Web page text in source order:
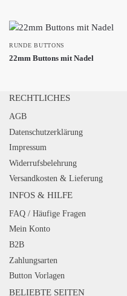
RUNDE BUTTONS
22mm Buttons mit Nadel
RECHTLICHES
AGB
Datenschutzerklärung
Impressum
Widerrufsbelehrung
Versandkosten & Lieferung
INFOS & HILFE
FAQ / Häufige Fragen
Mein Konto
B2B
Zahlungsarten
Button Vorlagen
BELIEBTE SEITEN